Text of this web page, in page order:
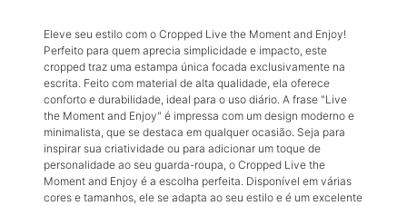
Eleve seu estilo com o Cropped Live the Moment and Enjoy!
Perfeito para quem aprecia simplicidade e impacto, este
cropped traz uma estampa única focada exclusivamente na
escrita. Feito com material de alta qualidade, ela oferece
conforto e durabilidade, ideal para o uso diário. A frase "Live
the Moment and Enjoy" é impressa com um design moderno e
minimalista, que se destaca em qualquer ocasião. Seja para
inspirar sua criatividade ou para adicionar um toque de
personalidade ao seu guarda-roupa, o Cropped Live the
Moment and Enjoy é a escolha perfeita. Disponível em várias
cores e tamanhos, ele se adapta ao seu estilo e é um excelente